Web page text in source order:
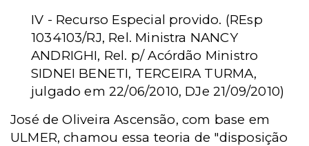
IV - Recurso Especial provido. (REsp
1034103/RJ, Rel. Ministra NANCY
ANDRIGHI, Rel. p/ Acórdão Ministro
SIDNEI BENETI, TERCEIRA TURMA,
julgado em 22/06/2010, DJe 21/09/2010)
José de Oliveira Ascensão, com base em
ULMER, chamou essa teoria de "disposição